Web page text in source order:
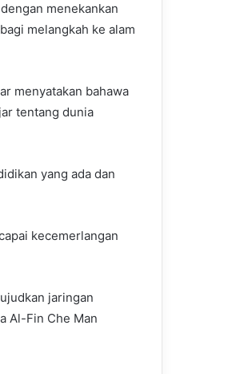
menekankan
melangkah ke alam
menyatakan bahawa
tentang dunia
yang ada dan
kecemerlangan
jaringan
Al-Fin Che Man